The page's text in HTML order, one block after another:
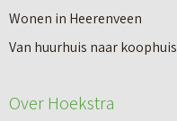
Wonen in Heerenveen
Van huurhuis naar koophuis
Over Hoekstra